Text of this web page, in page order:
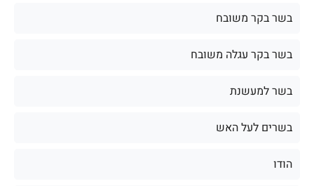
בשר בקר משובח
בשר בקר עגלה משובח
בשר למעשנת
בשרים לעל האש
הודו